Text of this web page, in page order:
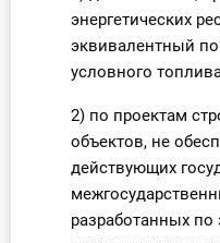
энергетических
эквивалентный
условного
2) по проектам
объектов, не
действующих
разработанных